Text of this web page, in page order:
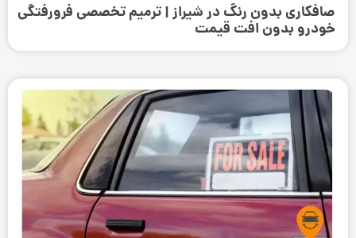
صافکاری بدون رنگ در شیراز | ترمیم تخصصی فرورفتگی
خودرو بدون افت قیمت